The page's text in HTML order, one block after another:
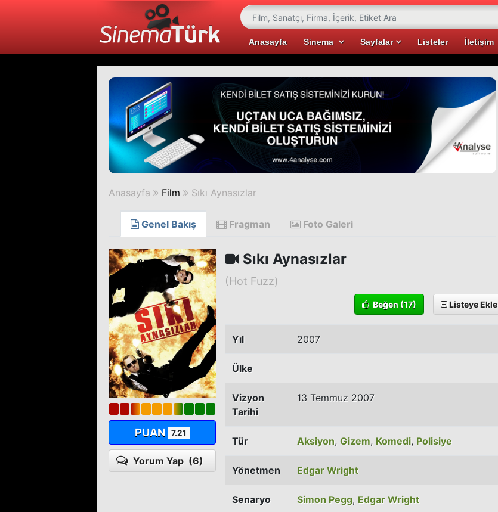
Anasayfa Sinema Sayfalar Listeler İletişim
Anasayfa Film Sıkı Aynasızlar
Genel Bakış Fragman Foto Galeri
PUAN 7.21
Yorum Yap (6)
Sıkı Aynasızlar
(Hot Fuzz)
Beğen (17) Listeye Ekle
Yıl 2007
Ülke
Vizyon
Tarihi
13 Temmuz 2007
Tür Aksiyon, Gizem, Komedi, Polisiye
Yönetmen Edgar Wright
Senaryo Simon Pegg, Edgar Wright